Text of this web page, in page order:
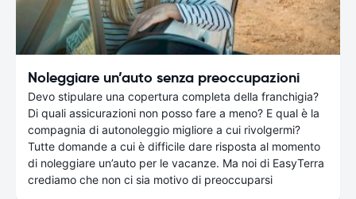
Noleggiare un’auto senza preoccupazioni
Devo stipulare una copertura completa della franchigia?
Di quali assicurazioni non posso fare a meno? E qual è la
compagnia di autonoleggio migliore a cui rivolgermi?
Tutte domande a cui è difficile dare risposta al momento
di noleggiare un’auto per le vacanze. Ma noi di EasyTerra
crediamo che non ci sia motivo di preoccuparsi